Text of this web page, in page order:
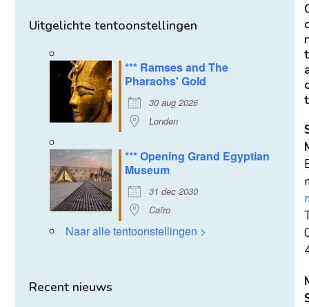
Uitgelichte tentoonstellingen
*** Ramses and The
Pharaohs' Gold
30 aug 2026
Londen
*** Opening Grand Egyptian
Museum
31 dec 2030
Caïro
Naar alle tentoonstellingen >
Recent nieuws
t
t